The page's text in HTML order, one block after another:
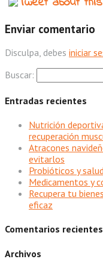
Enviar comentario
Disculpa, debes iniciar
Buscar:
Entradas recientes
Nutrición
recuperación
Atracones
evitarlos
Probióticos y
Medicamentos y
Recupera tu
eficaz
Comentarios recientes
Archivos